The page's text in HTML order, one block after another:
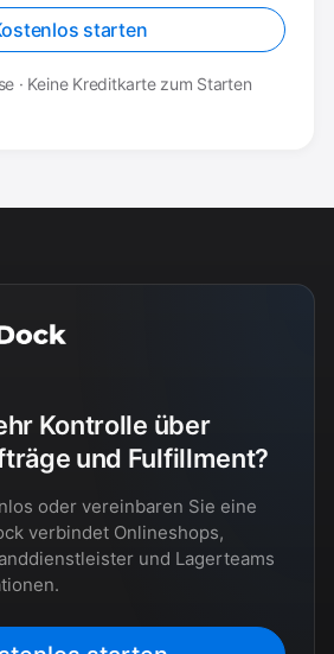
starten
· Keine Kreditkarte zum Starten
Kontrolle über
und Fulfillment?
oder vereinbaren Sie eine
verbindet Onlineshops,
und Lagerteams